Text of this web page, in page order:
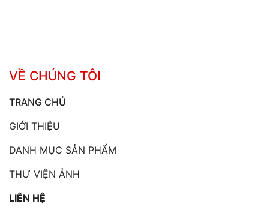
VỀ CHÚNG TÔI
TRANG CHỦ
GIỚI THIỆU
DANH MỤC SẢN PHẨM
THƯ VIỆN ẢNH
LIÊN HỆ